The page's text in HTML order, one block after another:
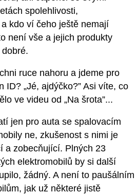
spolehlivosti,
kdo ví čeho ještě nemají
není vše a jejich produkty
ruce nahoru a jdeme pro
ID? „Jé, ajdýčko?” Asi víte, co
ve videu od „Na šrota”...
jen pro auta se spalovacím
ne, zkušenost s nimi je
a zobecňující. Plných 23
elektromobilů by si další
žádný. A není to paušálním
jak už některé jistě